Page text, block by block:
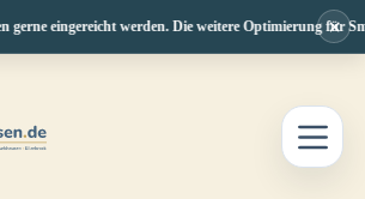
eingereicht werden. Die weitere Optimierung für
×